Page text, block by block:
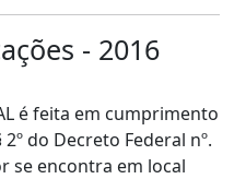
- 2016
é feita em cumprimento
do Decreto Federal nº.
se encontra em local